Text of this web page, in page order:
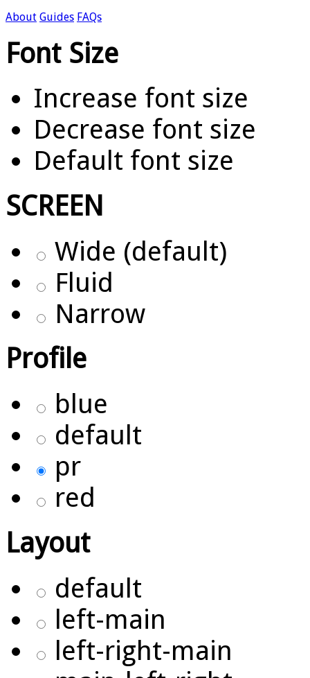
About Guides FAQs
Font Size
Increase font size
Decrease font size
Default font size
SCREEN
Wide (default)
Fluid
Narrow
Profile
blue
default
pr
red
Layout
default
left-main
left-right-main